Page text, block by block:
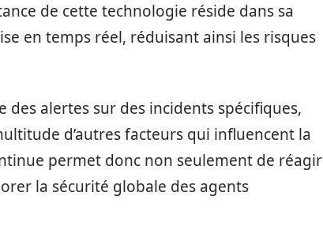
de cette technologie réside dans sa
en temps réel, réduisant ainsi les risques
alertes sur des incidents spécifiques,
d’autres facteurs qui influencent la
permet donc non seulement de réagir
la sécurité globale des agents